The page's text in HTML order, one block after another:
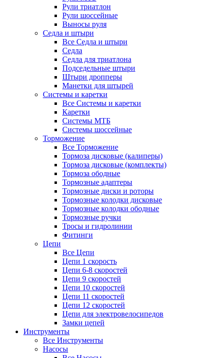
Рули триатлон
Рули шоссейные
Выносы руля
Седла и штыри
Все Седла и штыри
Седла
Седла для триатлона
Подседельные штыри
Штыри дропперы
Манетки для штырей
Системы и каретки
Все Системы и каретки
Каретки
Системы МТБ
Системы шоссейные
Торможение
Все Торможение
Тормоза дисковые (калиперы)
Тормоза дисковые (комплекты)
Тормоза ободные
Тормозные адаптеры
Тормозные диски и роторы
Тормозные колодки дисковые
Тормозные колодки ободные
Тормозные ручки
Тросы и гидролинии
Фитинги
Цепи
Все Цепи
Цепи 1 скорость
Цепи 6-8 скоростей
Цепи 9 скоростей
Цепи 10 скоростей
Цепи 11 скоростей
Цепи 12 скоростей
Цепи для электровелосипедов
Замки цепей
Инструменты
Все Инструменты
Насосы